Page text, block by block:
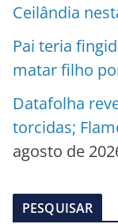
Ceilândia
Pai teria
matar filho
Datafolha
torcidas;
agosto de
PESQUISAR